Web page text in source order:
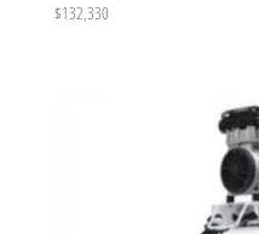
$132,330